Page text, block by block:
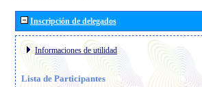
Inscripción de delegados
Informaciones de utilidad
Lista de Participantes